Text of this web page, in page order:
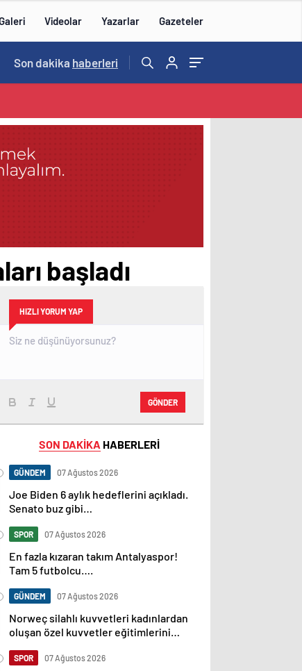
Videolar Yazarlar Gazeteler
15:20 /
Son dakika haberleri
başladı
HIZLI YORUM YAP
GÖNDER
SON DAKİKA HABERLERİ
GÜNDEM 07 Ağustos 2026
Joe Biden 6 aylık hedeflerini açıkladı.
Senato buz gibi…
SPOR 07 Ağustos 2026
En fazla kızaran takım Antalyaspor!
Tam 5 futbolcu….
GÜNDEM 07 Ağustos 2026
Norweç silahlı kuvvetleri kadınlardan
oluşan özel kuvvetler eğitimlerini
SPOR 07 Ağustos 2026